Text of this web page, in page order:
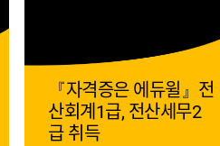
『자격증은 에듀윌』전
산회계1급, 전산세무2
급 취득